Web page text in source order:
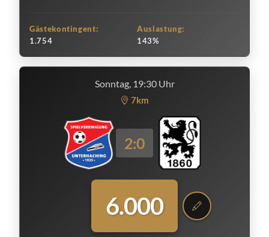
Gästekontingent:
1.754
Auslastung:
143%
Sonntag, 19:30 Uhr
7km
2:0
6.000